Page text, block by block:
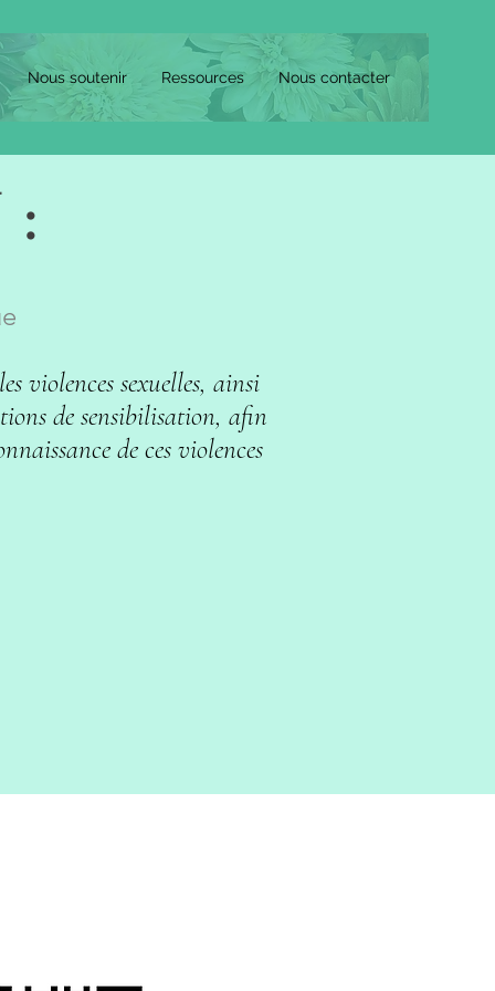
Nous soutenir Ressources Nous contacter
:
violences sexuelles, ainsi
de sensibilisation, afin
de ces violences